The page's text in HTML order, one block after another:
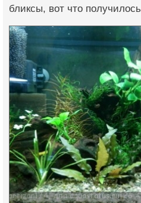
бликсы, вот что получилось